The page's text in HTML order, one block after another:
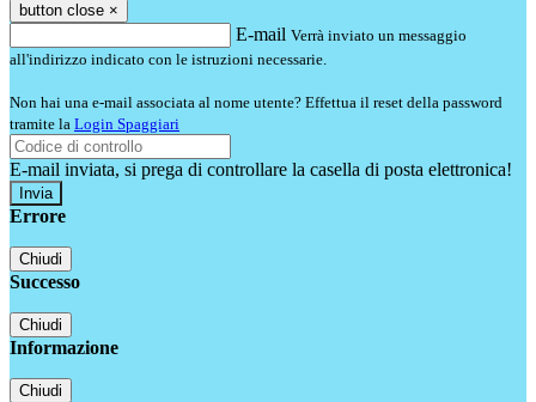
button close ×
E-mail Verrà inviato un messaggio
all'indirizzo indicato con le istruzioni necessarie.
Non hai una e-mail associata al nome utente? Effettua il reset della password
tramite la Login Spaggiari
E-mail inviata, si prega di controllare la casella di posta elettronica!
Errore
Chiudi
Successo
Chiudi
Informazione
Chiudi